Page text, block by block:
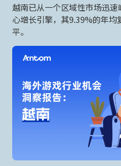
越南已从一个区域性市场迅
心增长引擎，其9.39%的年
平。